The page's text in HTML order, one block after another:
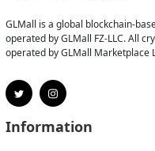
GLMall is a global blockchain-
operated by GLMall FZ-LLC. All
operated by GLMall Marketplace
Information